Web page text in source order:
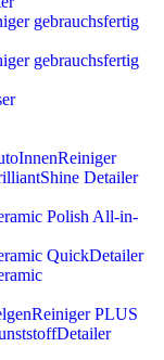
gebrauchsfertig
gebrauchsfertig
Detailer
Polish All-in-
QuickDetailer
PLUS